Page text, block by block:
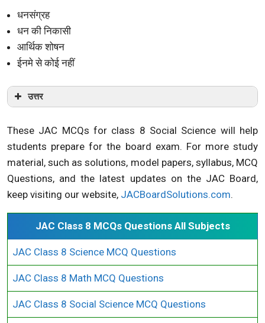
धनसंग्रह
धन की निकासी
आर्थिक शोषन
ईनमे से कोई नहीं
उत्तर
These JAC MCQs for class 8 Social Science will help
students prepare for the board exam. For more study
material, such as solutions, model papers, syllabus, MCQ
Questions, and the latest updates on the JAC Board,
keep visiting our website, JACBoardSolutions.com.
JAC Class 8 MCQs Questions All Subjects
JAC Class 8 Science MCQ Questions
JAC Class 8 Math MCQ Questions
JAC Class 8 Social Science MCQ Questions